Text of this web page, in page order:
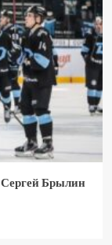
Брылин